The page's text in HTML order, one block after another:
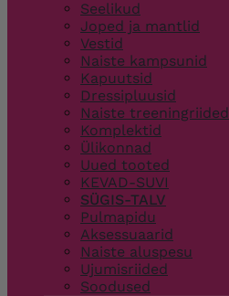
Seelikud
Joped ja mantlid
Vestid
Naiste kampsunid
Kapuutsid
Dressipluusid
Naiste treeningriided
Komplektid
Ülikonnad
Uued tooted
KEVAD-SUVI
SÜGIS-TALV
Pulmapidu
Aksessuaarid
Naiste aluspesu
Ujumisriided
Soodused